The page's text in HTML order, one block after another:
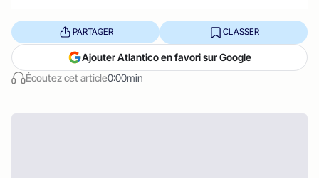
Écoutez cet article0:00min
PARTAGER CLASSER
Ajouter Atlantico en favori sur Google